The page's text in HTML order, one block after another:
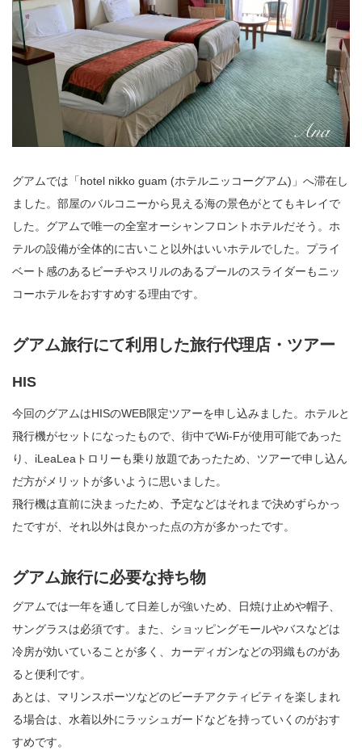
グアムでは「hotel nikko guam (ホテルニッコーグアム)」へ滞在し
ました。部屋のバルコニーから見える海の景色がとてもキレイで
した。グアムで唯一の全室オーシャンフロントホテルだそう。ホ
テルの設備が全体的に古いこと以外はいいホテルでした。プライ
ベート感のあるビーチやスリルのあるプールのスライダーもニッ
コーホテルをおすすめする理由です。
グアム旅行にて利用した旅行代理店・ツアー
HIS
今回のグアムはHISのWEB限定ツアーを申し込みました。ホテルと
飛行機がセットになったもので、街中でWi-Fが使用可能であった
り、iLeaLeaトロリーも乗り放題であったため、ツアーで申し込ん
だ方がメリットが多いように思いました。
飛行機は直前に決まったため、予定などはそれまで決めずらかっ
たですが、それ以外は良かった点の方が多かったです。
グアム旅行に必要な持ち物
グアムでは一年を通して日差しが強いため、日焼け止めや帽子、
サングラスは必須です。また、ショッピングモールやバスなどは
冷房が効いていることが多く、カーディガンなどの羽織ものがあ
ると便利です。
あとは、マリンスポーツなどのビーチアクティビティを楽しまれ
る場合は、水着以外にラッシュガードなどを持っていくのがおす
すめです。